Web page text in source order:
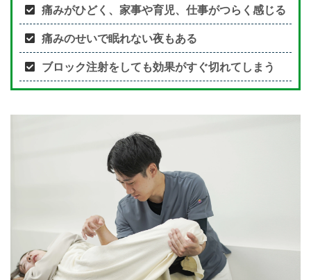
痛みがひどく、家事や育児、仕事がつらく感じる
痛みのせいで眠れない夜もある
ブロック注射をしても効果がすぐ切れてしまう